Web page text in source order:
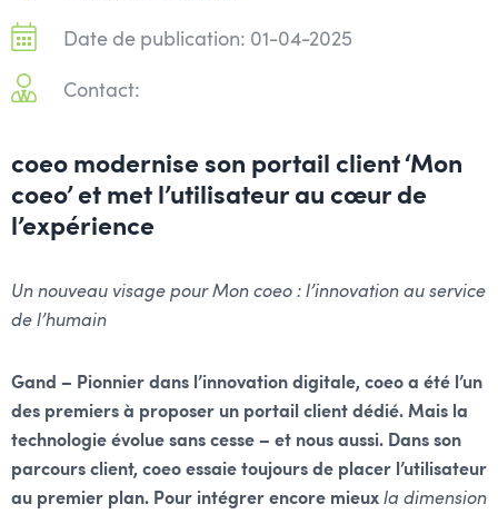
Date de publication: 01-04-2025
Contact:
coeo modernise son portail client ‘Mon
coeo’ et met l’utilisateur au cœur de
l’expérience
Un nouveau visage pour Mon coeo : l’innovation au service
de l’humain
Gand – Pionnier dans l’innovation digitale, coeo a été l’un
des premiers à proposer un portail client dédié. Mais la
technologie évolue sans cesse – et nous aussi. Dans son
parcours client, coeo essaie toujours de placer l’utilisateur
au premier plan. Pour intégrer encore mieux la dimension